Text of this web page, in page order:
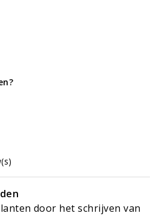
door het schrijven van